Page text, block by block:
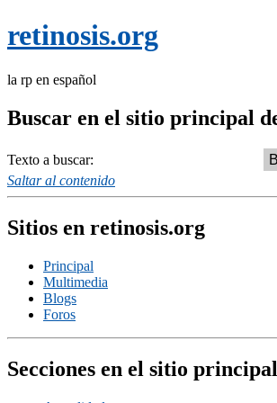
retinosis.org
la rp en español
Buscar en el sitio principal
Texto a buscar:
Saltar al contenido
Sitios en retinosis.org
Principal
Multimedia
Blogs
Foros
Secciones en el sitio